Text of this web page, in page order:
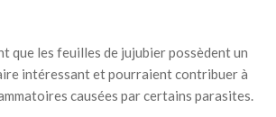
que les feuilles de jujubier possèdent un
intéressant et pourraient contribuer à
causées par certains parasites.